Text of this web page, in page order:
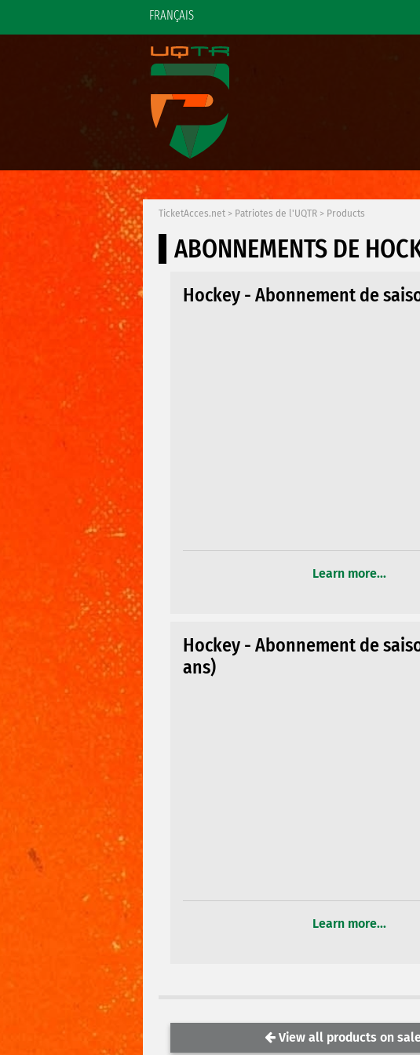
FRANÇAIS
TicketAcces.net > Patriotes de l'UQTR > Products
ABONNEMENTS DE
Hockey - Abonnement de
Learn more...
Hockey - Abonnement de
ans)
Learn more...
View all products on